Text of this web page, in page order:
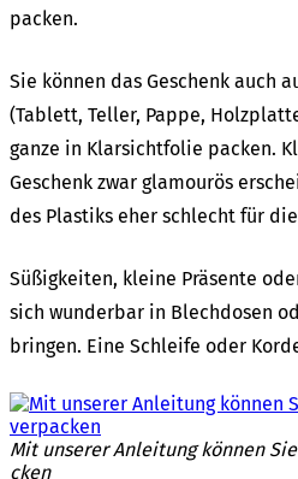
pa­cken.
Sie können das Geschenk auch
(Tablett, Teller, Pappe,
ganze in Klar­sicht­fo­lie packen.
Geschenk zwar glamou­rös
des Plas­tiks eher schlecht für
Süßig­kei­ten, klei­ne Präsen­te
sich wunder­bar in Blech­do­sen
brin­gen. Eine Schlei­fe oder
Mit unse­rer Anlei­tung können
cken